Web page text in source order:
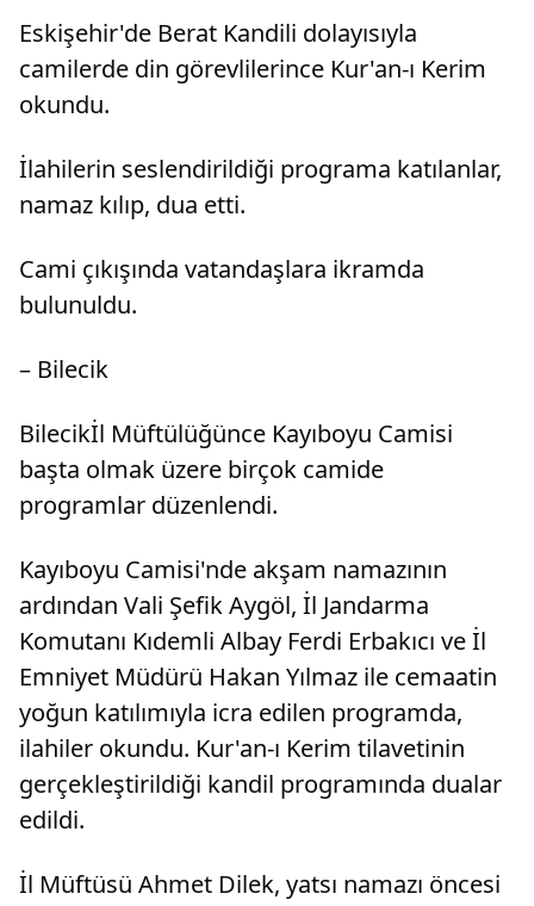
Eskişehir'de Berat Kandili dolayısıyla
camilerde din görevlilerince Kur'an-ı Kerim
okundu.
İlahilerin seslendirildiği programa katılanlar,
namaz kılıp, dua etti.
Cami çıkışında vatandaşlara ikramda
bulunuldu.
– Bilecik
Bilecikİl Müftülüğünce Kayıboyu Camisi
başta olmak üzere birçok camide
programlar düzenlendi.
Kayıboyu Camisi'nde akşam namazının
ardından Vali Şefik Aygöl, İl Jandarma
Komutanı Kıdemli Albay Ferdi Erbakıcı ve İl
Emniyet Müdürü Hakan Yılmaz ile cemaatin
yoğun katılımıyla icra edilen programda,
ilahiler okundu. Kur'an-ı Kerim tilavetinin
gerçekleştirildiği kandil programında dualar
edildi.
İl Müftüsü Ahmet Dilek, yatsı namazı öncesi